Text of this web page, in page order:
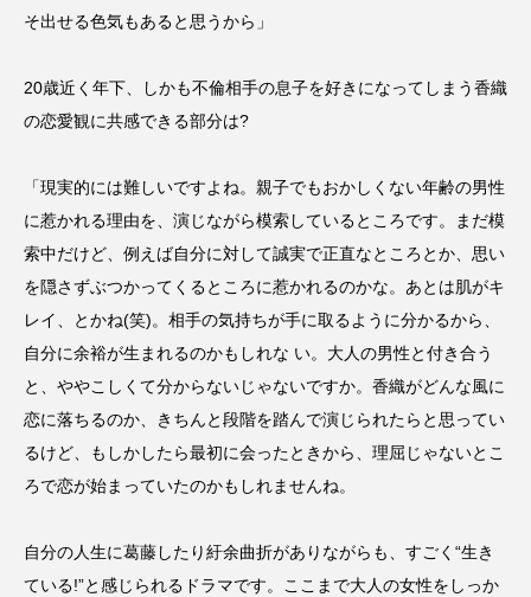
そ出せる色気もあると思うから」
20歳近く年下、しかも不倫相手の息子を好きになってしまう香織
の恋愛観に共感できる部分は?
「現実的には難しいですよね。親子でもおかしくない年齢の男性
に惹かれる理由を、演じながら模索しているところです。まだ模
索中だけど、例えば自分に対して誠実で正直なところとか、思い
を隠さずぶつかってくるところに惹かれるのかな。あとは肌がキ
レイ、とかね(笑)。相手の気持ちが手に取るように分かるから、
自分に余裕が生まれるのかもしれな い。大人の男性と付き合う
と、ややこしくて分からないじゃないですか。香織がどんな風に
恋に落ちるのか、きちんと段階を踏んで演じられたらと思ってい
るけど、もしかしたら最初に会ったときから、理屈じゃないとこ
ろで恋が始まっていたのかもしれませんね。
自分の人生に葛藤したり紆余曲折がありながらも、すごく“生き
ている!”と感じられるドラマです。ここまで大人の女性をしっか